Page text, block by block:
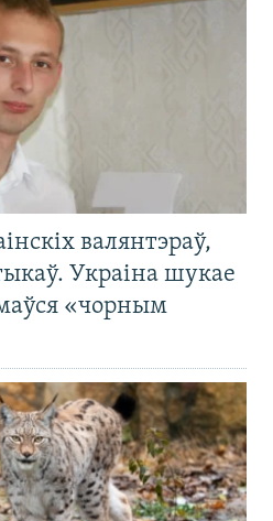
валянтэраў,
Украіна шукае
«чорным